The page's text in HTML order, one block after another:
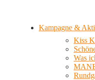
Kampagne &
Kiss
Was